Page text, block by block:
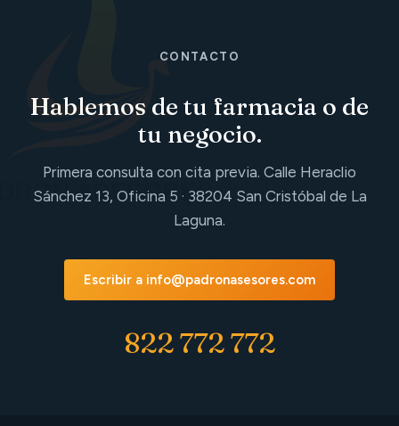
CONTACTO
Hablemos de tu farmacia o de
tu negocio.
Primera consulta con cita previa. Calle Heraclio
Sánchez 13, Oficina 5 · 38204 San Cristóbal de La
Laguna.
Escribir a info@padronasesores.com
822 772 772